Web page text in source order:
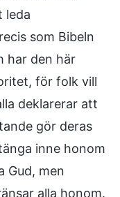
leda
som Bibeln
har den här
för folk vill
deklarerar att
gör deras
inne honom
Gud, men
alla honom.